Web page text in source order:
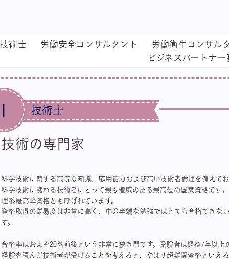
技術士 労働安全コンサルタント 労働衛生コンサル
ビジネスパートナー
技術士
技術の専門家
科学技術に関する高等な知識、応用能力および高い技術者倫理を備えてお
科学技術に携わる技術者にとって最も権威のある最高位の国家資格です。
理系最高峰資格とも呼ばれています。
資格取得の難易度は非常に高く、中途半端な勉強ではとても合格できな
す。
合格率はおよそ20％前後という非常に狭き門です。受験者は概ね7年以上
経験を積んだ技術者が受けることを考えると、やはり超難関資格といえる